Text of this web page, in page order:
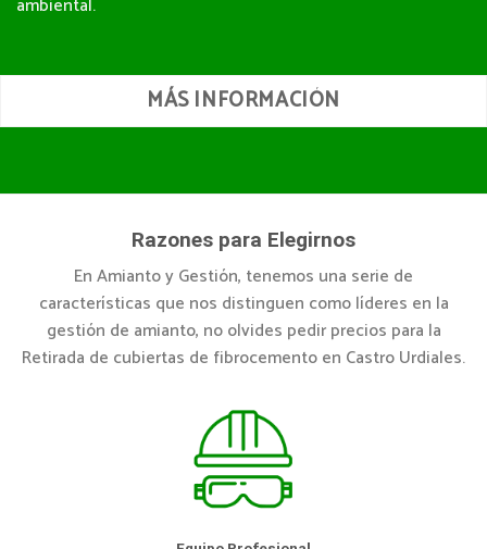
MÁS INFORMACIÓN
Razones para Elegirnos
En Amianto y Gestión, tenemos una serie de
características que nos distinguen como líderes en la
gestión de amianto, no olvides pedir precios para la
Retirada de cubiertas de fibrocemento en Castro Urdiales.